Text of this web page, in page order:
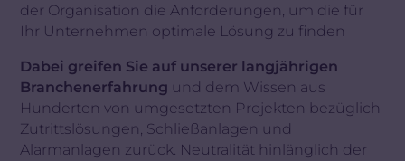
der Organisation die Anforderungen, um die für
Ihr Unternehmen optimale Lösung zu finden
Dabei greifen Sie auf unserer langjährigen
Branchenerfahrung und dem Wissen aus
Hunderten von umgesetzten Projekten bezüglich
Zutrittslösungen, Schließanlagen und
Alarmanlagen zurück. Neutralität hinlänglich der